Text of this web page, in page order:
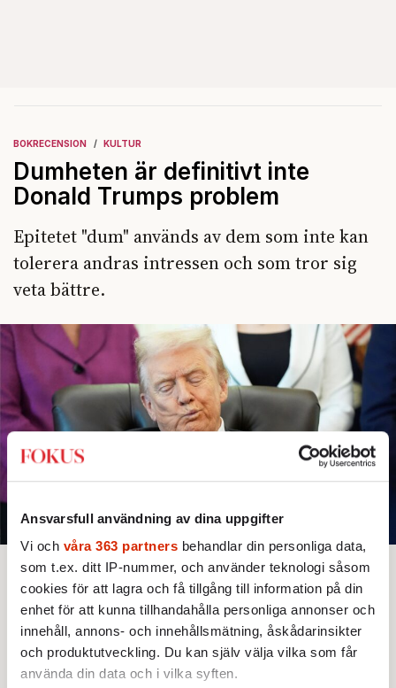
Ansvarsfull användning av dina uppgifter
Vi och våra 363 partners behandlar din personliga data,
som t.ex. ditt IP-nummer, och använder teknologi såsom
cookies för att lagra och få tillgång till information på din
enhet för att kunna tillhandahålla personliga annonser och
innehåll, annons- och innehållsmätning, åskådarinsikter
och produktutveckling. Du kan själv välja vilka som får
använda din data och i vilka syften.
BOKRECENSION KULTUR
Dumheten är definitivt inte
Donald Trumps problem
Epitetet "dum" används av dem som inte kan
tolerera andras intressen och som tror sig
veta bättre.
Bjud någon på artikeln
Lyssna
Text:Thomas Steinfeld Publicerad 2025-11-21
Bild: AP